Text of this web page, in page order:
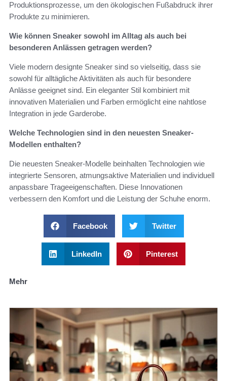
Produktionsprozesse, um den ökologischen Fußabdruck ihrer
Produkte zu minimieren.
Wie können Sneaker sowohl im Alltag als auch bei
besonderen Anlässen getragen werden?
Viele modern designte Sneaker sind so vielseitig, dass sie
sowohl für alltägliche Aktivitäten als auch für besondere
Anlässe geeignet sind. Ein eleganter Stil kombiniert mit
innovativen Materialien und Farben ermöglicht eine nahtlose
Integration in jede Garderobe.
Welche Technologien sind in den neuesten Sneaker-
Modellen enthalten?
Die neuesten Sneaker-Modelle beinhalten Technologien wie
integrierte Sensoren, atmungsaktive Materialien und individuell
anpassbare Trageeigenschaften. Diese Innovationen
verbessern den Komfort und die Leistung der Schuhe enorm.
Facebook Twitter
LinkedIn Pinterest
Mehr